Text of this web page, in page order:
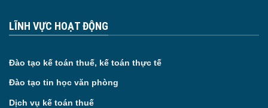
LĨNH VỰC HOẠT ĐỘNG
Đào tạo kế toán thuế, kế toán thực tế
Đào tạo tin học văn phòng
Dịch vụ kế toán thuế